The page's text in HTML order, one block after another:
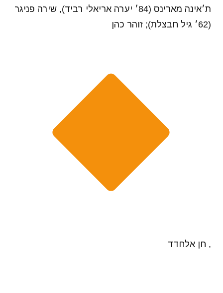
ת׳אינה מארינס (84׳ יערה אריאלי רביד), שירה פניגר
(62׳ גיל חבצלת); זוהר כהן
, חן אלחדד